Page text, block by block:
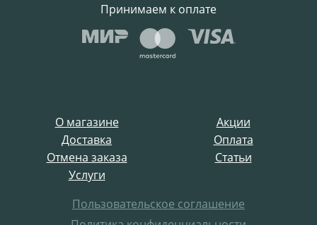
О магазине
Акции
Доставка
Оплата
Отмена заказа
Статьи
Услуги
Пользовательское соглашение
Принимаем к оплате